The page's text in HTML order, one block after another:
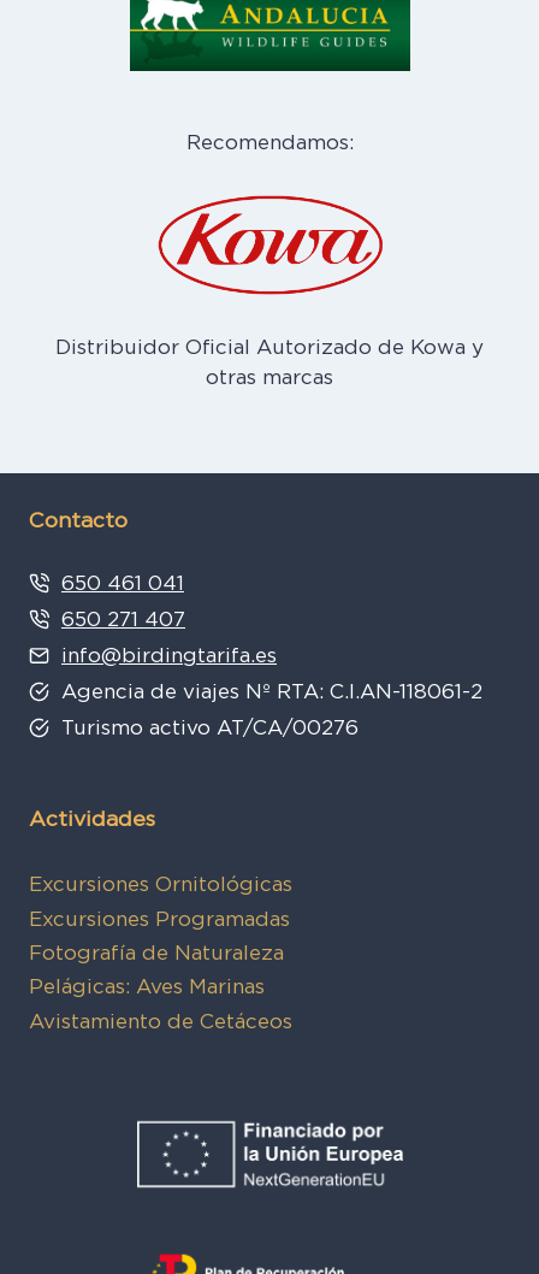
Recomendamos:
Distribuidor Oficial Autorizado de Kowa y
otras marcas
Contacto
650 461 041
650 271 407
info@birdingtarifa.es
Agencia de viajes Nº RTA: C.I.AN-118061-2
Turismo activo AT/CA/00276
Actividades
Excursiones Ornitológicas
Excursiones Programadas
Fotografía de Naturaleza
Pelágicas: Aves Marinas
Avistamiento de Cetáceos